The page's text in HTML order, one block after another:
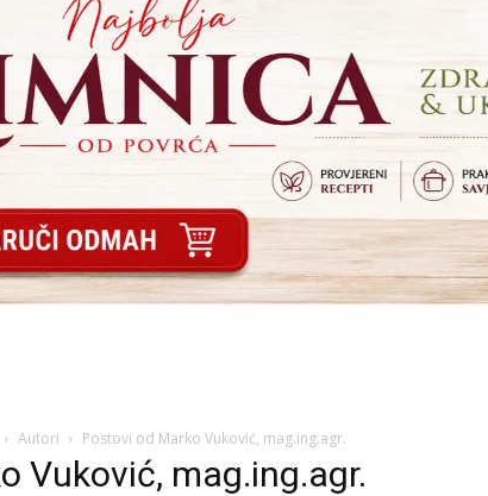
Autori Postovi od Marko Vuković, mag.ing.agr.
Vuković, mag.ing.agr.